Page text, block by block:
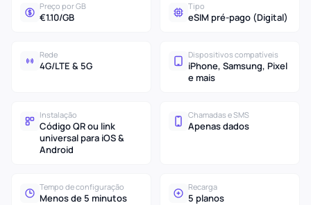
Preço por GB
€1.10/GB
Tipo
eSIM pré-pago (Digital)
Rede
4G/LTE & 5G
Dispositivos compatíveis
iPhone, Samsung, Pixel
e mais
Instalação
Código QR ou link
universal para iOS &
Android
Chamadas e SMS
Apenas dados
Tempo de configuração
Menos de 5 minutos
Recarga
5 planos